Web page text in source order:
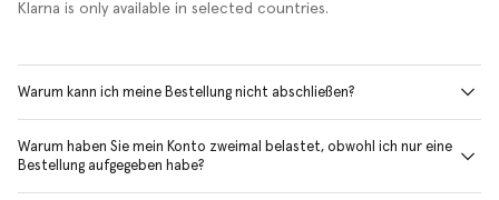
Klarna is only available in selected countries.
Warum kann ich meine Bestellung nicht abschließen?
Warum haben Sie mein Konto zweimal belastet, obwohl ich nur eine
Bestellung aufgegeben habe?